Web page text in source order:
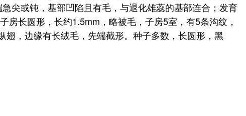
尖或钝，基部凹陷且有毛，与退化雄蕊的基部连合；发育
长圆形，长约1.5mm，略被毛，子房5室，有5条沟纹，
，边缘有长绒毛，先端截形。种子多数，长圆形，黑